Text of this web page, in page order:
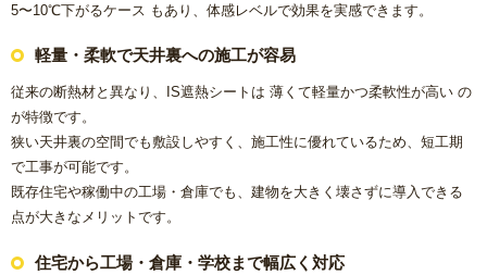
ン対応
NEWS & TOPICS
リフォームコラム
施工事例
5〜10℃下がるケース もあり、体感レベルで効果を実感できます。
軽量・柔軟で天井裏への施工が容易
従来の断熱材と異なり、IS遮熱シートは 薄くて軽量かつ柔軟性が高い の
が特徴です。
狭い天井裏の空間でも敷設しやすく、施工性に優れているため、短工期
で工事が可能です。
既存住宅や稼働中の工場・倉庫でも、建物を大きく壊さずに導入できる
点が大きなメリットです。
住宅から工場・倉庫・学校まで幅広く対応